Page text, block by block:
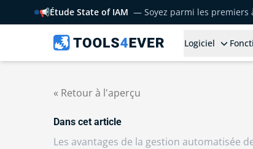
📢Étude State of IAM — Soyez parmi les premiers
Logiciel
« Retour à l'aperçu
Dans cet article
Les avantages de la gestion automatisée